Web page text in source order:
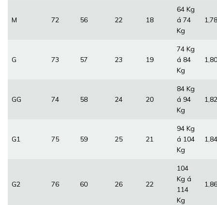
M 72 56 22 18
64 Kg
á 74
Kg
1,78
G 73 57 23 19
74 Kg
á 84
Kg
1,80
GG 74 58 24 20
84 Kg
á 94
Kg
1,82
G1 75 59 25 21
94 Kg
á 104
Kg
1,84
G2 76 60 26 22
104
Kg á
114
Kg
1,86